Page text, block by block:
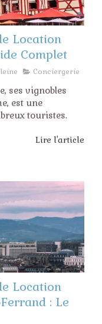
Location
Complet
Conciergerie
ses vignobles
est une
touristes.
Lire l'article
Location
: Le